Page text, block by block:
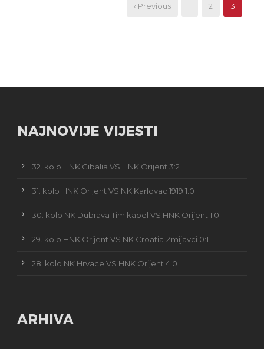
‹ Previous 1 2 3
NAJNOVIJE VIJESTI
32. kolo HNK Cibalia VS HNK Orijent 3:2
31. kolo HNK Orijent VS NK Karlovac 1919 1:0
30. kolo NK Dubrava Tim kabel VS HNK Orijent 1:0
29. kolo HNK Orijent VS NK Croatia Zmijavci 0:1
28. kolo NK Hrvace VS HNK Orijent 4:0
ARHIVA